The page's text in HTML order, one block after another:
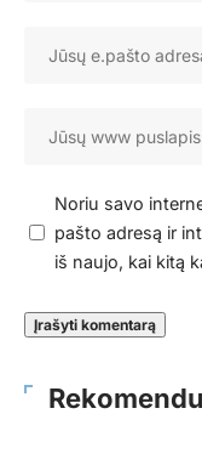
Noriu savo
pašto adresą ir
iš naujo, kai kitą